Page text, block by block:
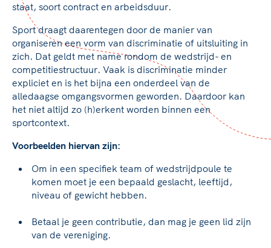
staat, soort contract en arbeidsduur.
Sport draagt daarentegen door de manier van
organiseren een vorm van discriminatie of uitsluiting in
zich. Dat geldt met name rondom de wedstrijd- en
competitiestructuur. Vaak is discriminatie minder
expliciet en is het bijna een onderdeel van de
alledaagse omgangsvormen geworden. Daardoor kan
het niet altijd zo (h)erkent worden binnen een
sportcontext.
Voorbeelden hiervan zijn:
Om in een specifiek team of wedstrijdpoule te
komen moet je een bepaald geslacht, leeftijd,
niveau of gewicht hebben.
Betaal je geen contributie, dan mag je geen lid zijn
van de vereniging.